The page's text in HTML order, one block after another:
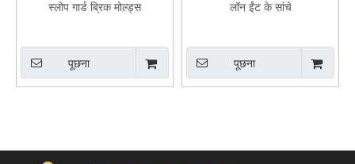
स्लोप गार्ड ब्रिक मोल्ड्स
पूछना
लॉन ईंट के सांचे
पूछना